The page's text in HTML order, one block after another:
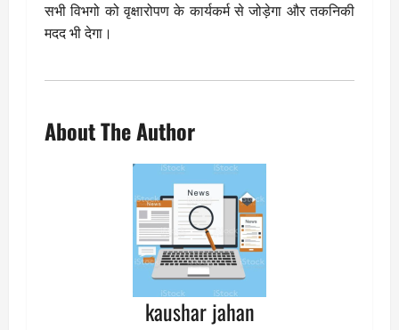
सभी विभगो को वृक्षारोपण के कार्यकर्म से जोड़ेगा और तकनिकी
मदद भी देगा।
About The Author
kaushar jahan